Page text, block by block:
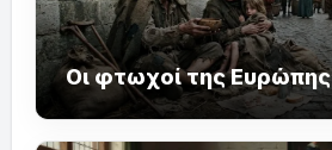
Οι φτωχοί της Ευρώπης